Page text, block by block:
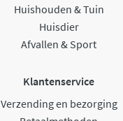
Huishouden & Tuin
Huisdier
Afvallen & Sport
Klantenservice
Verzending en bezorging